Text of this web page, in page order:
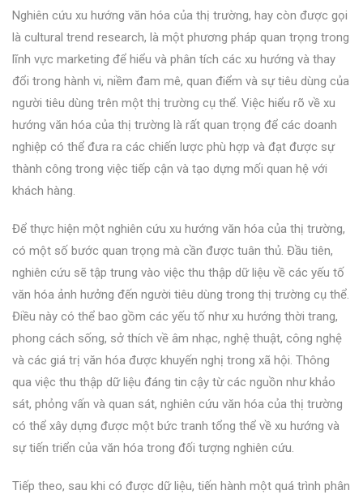
Nghiên cứu xu hướng văn hóa của thị trường, hay còn được gọi
là cultural trend research, là một phương pháp quan trọng trong
lĩnh vực marketing để hiểu và phân tích các xu hướng và thay
đổi trong hành vi, niềm đam mê, quan điểm và sự tiêu dùng của
người tiêu dùng trên một thị trường cụ thể. Việc hiểu rõ về xu
hướng văn hóa của thị trường là rất quan trọng để các doanh
nghiệp có thể đưa ra các chiến lược phù hợp và đạt được sự
thành công trong việc tiếp cận và tạo dựng mối quan hệ với
khách hàng.
Để thực hiện một nghiên cứu xu hướng văn hóa của thị trường,
có một số bước quan trọng mà cần được tuân thủ. Đầu tiên,
nghiên cứu sẽ tập trung vào việc thu thập dữ liệu về các yếu tố
văn hóa ảnh hưởng đến người tiêu dùng trong thị trường cụ thể.
Điều này có thể bao gồm các yếu tố như xu hướng thời trang,
phong cách sống, sở thích về âm nhạc, nghệ thuật, công nghệ
và các giá trị văn hóa được khuyến nghị trong xã hội. Thông
qua việc thu thập dữ liệu đáng tin cậy từ các nguồn như khảo
sát, phỏng vấn và quan sát, nghiên cứu văn hóa của thị trường
có thể xây dựng được một bức tranh tổng thể về xu hướng và
sự tiến triển của văn hóa trong đối tượng nghiên cứu.
Tiếp theo, sau khi có được dữ liệu, tiến hành một quá trình phân